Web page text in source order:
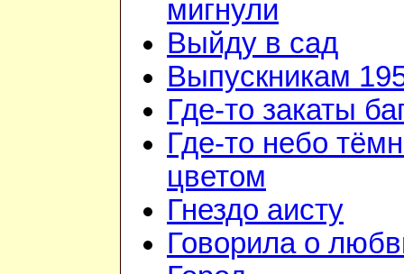
мигнули
Выйду в сад
Выпускникам
Где-то закаты
Где-то небо
цветом
Гнездо аисту
Говорила о